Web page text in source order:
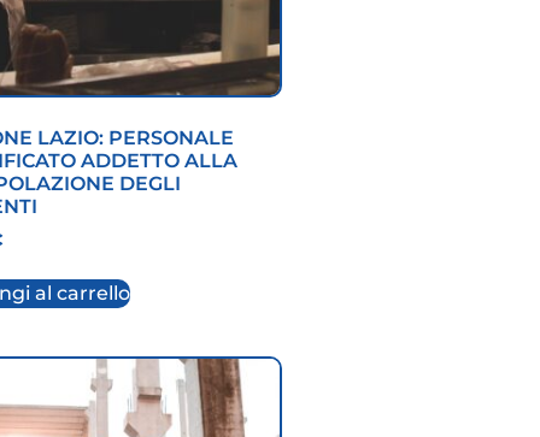
LAZIO: PERSONALE
ADDETTO ALLA
DEGLI
al carrello